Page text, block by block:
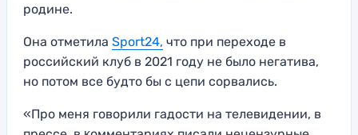
родине.
Она отметила Sport24, что при переходе в
российский клуб в 2021 году не было негатива,
но потом все будто бы с цепи сорвались.
«Про меня говорили гадости на телевидении, в